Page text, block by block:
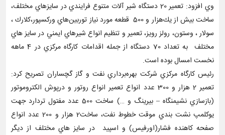
وي افزود: تعمير 20 دستگاه شير آلات متنوع فرايندي در سايزهاي مختلف،
ساخت بيش از يك‌هزار و 500 قطعه مورد نياز توربين‌هاي وركسپور،كلارك ،
سولار ، وستون، رولز رويز، تعمير و تنظيم انواع شيرهاي ايمني در سايز هاي
مختلف به تعداد 70 دستگاه از جمله اقدامات كارگاه مركزي در 4 ماهه
نخست امسال بوده است.
رئيس كارگاه مركزي شركت بهره‌برداري نفت و گاز گچساران تصريح كرد:
تعمير 2 هزار و 300 عدد انواع تعمير انواع روتور و درپوش الكتروموتور
(بازسازي نشيمنگاه – بيرينگ و …) ساخت 500 عدد مفتول تردارد جهت
يوكلمپ نشت بندي موقت خطوط نفت، ساخت2 هزار و 200 عدد انواع
صفحه كاهنده فشار(اورفيس) و اسپيد در سايز هاي مختلف از ديگر